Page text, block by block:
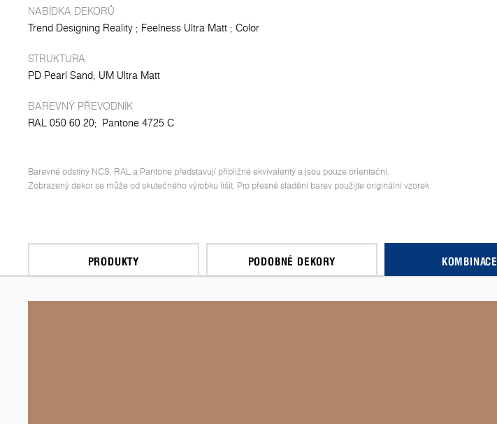
NABÍDKA DEKORŮ
Trend Designing Reality
Feelness Ultra Matt Color
STRUKTURA
PD Pearl Sand UM Ultra Matt
BAREVNÝ PŘEVODNÍK
RAL 050 60 20; Pantone 4725 C
Barevné odstíny NCS, RAL a Pantone představují přibližné ekvivalenty a jsou pouze orientační.
Zobrazený dekor se může od skutečného výrobku lišit. Pro přesné sladění barev použijte originální vzorek.
PRODUKTY PODOBNÉ DEKORY KOMBINACE